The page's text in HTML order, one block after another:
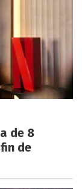
de 8
de